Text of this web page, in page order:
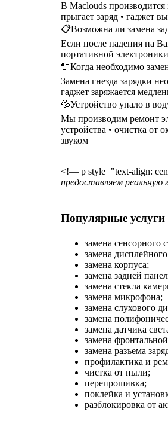
В Maclouds производится
прыгает заряд • гаджет
📋Возможна ли замена
Если после падения на
портативной электроники
🔌Когда необходимо
Замена гнезда зарядки
гаджет заряжается
💦Устройство упало в
Мы производим ремонт
устройства • очистка от
звуком
<!— p style="text-align:
предоставляем
Популярные услуги
замена сенсорного
замена
замена корпуса;
замена задней
замена стекла
замена микрофона;
замена слухового
замена
замена датчика
замена
замена разъема
профилактика и
чистка от пыли;
перепрошивка;
поклейка и
разблокировка от